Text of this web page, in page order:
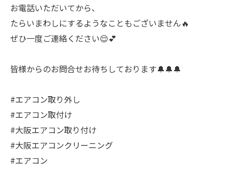
お電話いただいてから、
たらいまわしにするようなこともございません🔥
ぜひ一度ご連絡ください😌💕
皆様からのお問合せお待ちしております🔔🔔🔔
#エアコン取り外し
#エアコン取付け
#大阪エアコン取り付け
#大阪エアコンクリーニング
#エアコン